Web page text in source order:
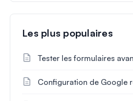
Les plus populaires
Tester les formulaires
Configuration de Google